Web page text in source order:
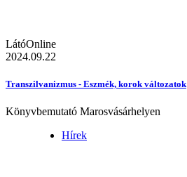
LátóOnline
2024.09.22
Transzilvanizmus - Eszmék, korok változatok
Könyvbemutató Marosvásárhelyen
Hírek